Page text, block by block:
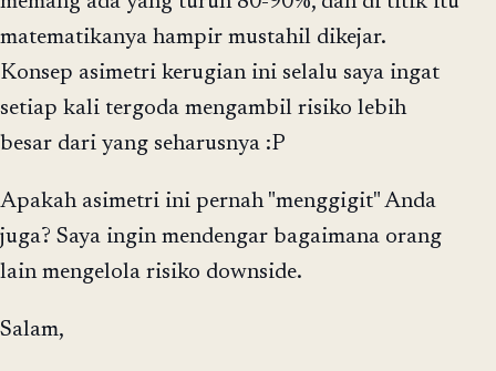
matematikanya hampir mustahil dikejar.
Konsep asimetri kerugian ini selalu saya ingat
setiap kali tergoda mengambil risiko lebih
besar dari yang seharusnya :P
Apakah asimetri ini pernah "menggigit" Anda
juga? Saya ingin mendengar bagaimana orang
lain mengelola risiko downside.
Salam,